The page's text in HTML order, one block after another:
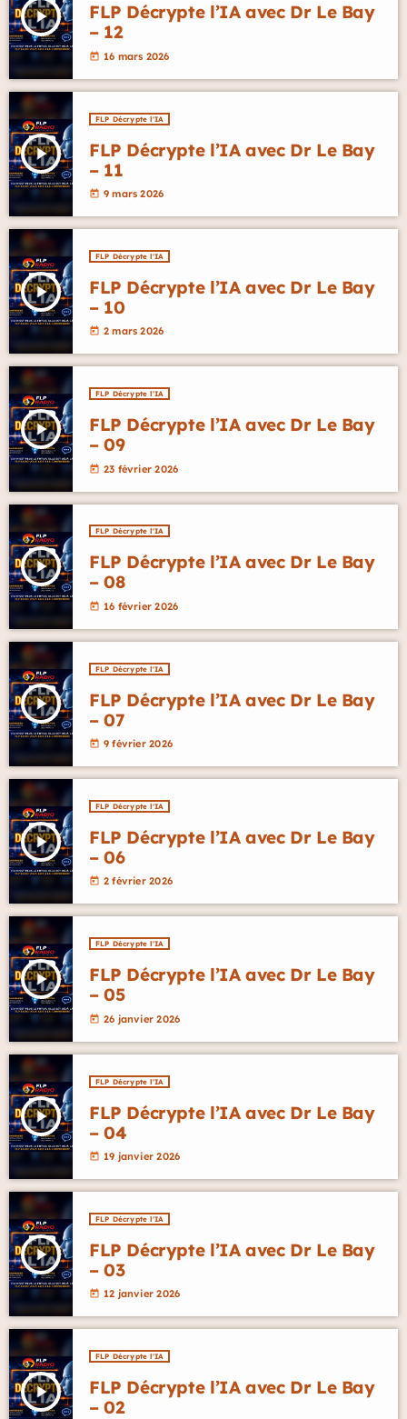
play_arrow
FLP Décrypte l’IA avec Dr Le Bay
– 12
today 16 mars 2026
play_arrow
FLP Décrypte l'IA
FLP Décrypte l’IA avec Dr Le Bay
– 11
today 9 mars 2026
play_arrow
FLP Décrypte l'IA
FLP Décrypte l’IA avec Dr Le Bay
– 10
today 2 mars 2026
play_arrow
FLP Décrypte l'IA
FLP Décrypte l’IA avec Dr Le Bay
– 09
today 23 février 2026
play_arrow
FLP Décrypte l'IA
FLP Décrypte l’IA avec Dr Le Bay
– 08
today 16 février 2026
play_arrow
FLP Décrypte l'IA
FLP Décrypte l’IA avec Dr Le Bay
– 07
today 9 février 2026
play_arrow
FLP Décrypte l'IA
FLP Décrypte l’IA avec Dr Le Bay
– 06
today 2 février 2026
play_arrow
FLP Décrypte l'IA
FLP Décrypte l’IA avec Dr Le Bay
– 05
today 26 janvier 2026
play_arrow
FLP Décrypte l'IA
FLP Décrypte l’IA avec Dr Le Bay
– 04
today 19 janvier 2026
play_arrow
FLP Décrypte l'IA
FLP Décrypte l’IA avec Dr Le Bay
– 03
today 12 janvier 2026
play_arrow
FLP Décrypte l'IA
FLP Décrypte l’IA avec Dr Le Bay
– 02